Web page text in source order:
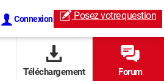
Connexion Posez votrequestion
Téléchargement Forum